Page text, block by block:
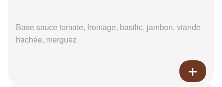
Base sauce tomate, fromage, basilic, jambon, viande
hachée, merguez